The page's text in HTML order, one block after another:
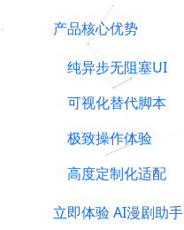
产品核心优势
纯异步无阻塞UI
可视化替代脚本
极致操作体验
高度定制化适配
立即体验 AI漫剧助手